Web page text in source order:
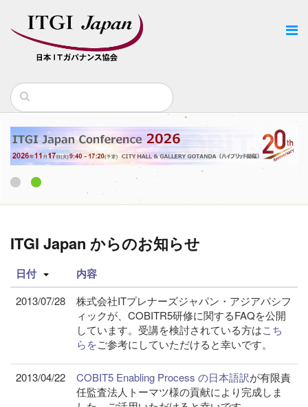
ITGI Japan からのお知らせ
日付 内容
2013/07/28
株式会社ITプレナーズジャパン・アジアパシフ
ィックが、COBITR5研修に関するFAQを公開
しています。受講を検討されている方はこち
らをご参考にしていただけると幸いです。
2013/04/22 COBIT5 Enabling Process の日本語訳が有限責
任監査法人トーマツ様の貢献により完成しま